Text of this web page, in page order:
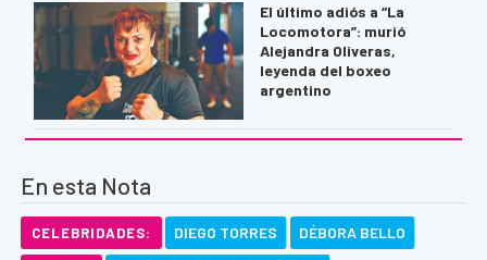
El último adiós a “La
Locomotora”: murió
Alejandra Oliveras,
leyenda del boxeo
argentino
En esta Nota
CELEBRIDADES: DIEGO TORRES DÉBORA BELLO